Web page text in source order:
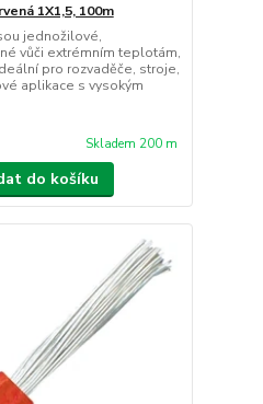
1X1,5, 100m
jednožilové,
vůči extrémním teplotám,
pro rozvaděče, stroje,
aplikace s vysokým
Skladem 200 m
do košíku